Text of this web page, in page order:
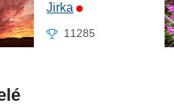
Jirka
11285